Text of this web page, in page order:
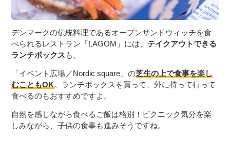
デンマークの伝統料理であるオープンサンドウィッチを食
べられるレストラン「LAGOM」には、 テイクアウトできる
ランチボックス も。
「イベント広場／Nordic square」の芝生の上で食事を楽し
むこともOK。ランチボックスを買って、外に持って行って
食べるのもおすすめですよ。
自然を感じながら食べるご飯は格別！ピクニック気分を楽
しみながら、子供の食事も進みそうですね。